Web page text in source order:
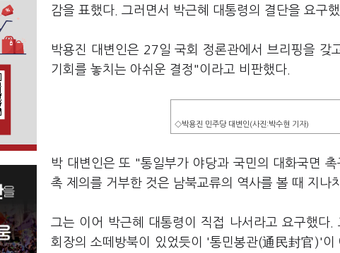
감을 표했다. 그러면서 박근혜 대통령의 결단을 요구했
박용진 대변인은 27일 국회 정론관에서 브리핑을 갖
기회를 놓치는 아쉬운 결정"이라고 비판했다.
◇박용진 민주당 대변인(사진:박수현 기자)
박 대변인은 또 "통일부가 야당과 국민의 대화국면
촉 제의를 거부한 것은 남북교류의 역사를 볼 때 지
그는 이어 박근혜 대통령이 직접 나서라고 요구했
회장의 소떼방북이 있었듯이 '통민봉관(通民封官)'